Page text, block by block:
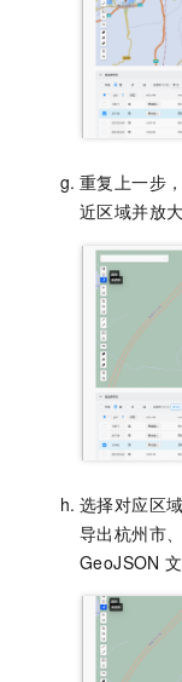
重复上一步
近区域并放
选择对应区
导出杭州市
GeoJSON